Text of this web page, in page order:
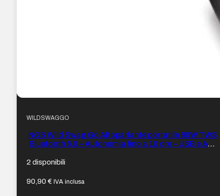
WILDSWAGGO
NGS Wild Swag Go Altoparlante portatile 80W TWS
Bluetooth 5.0 – Autonomia fino a 10 ore – USB e Aux
2 disponibili
90,90€ IVA inclusa